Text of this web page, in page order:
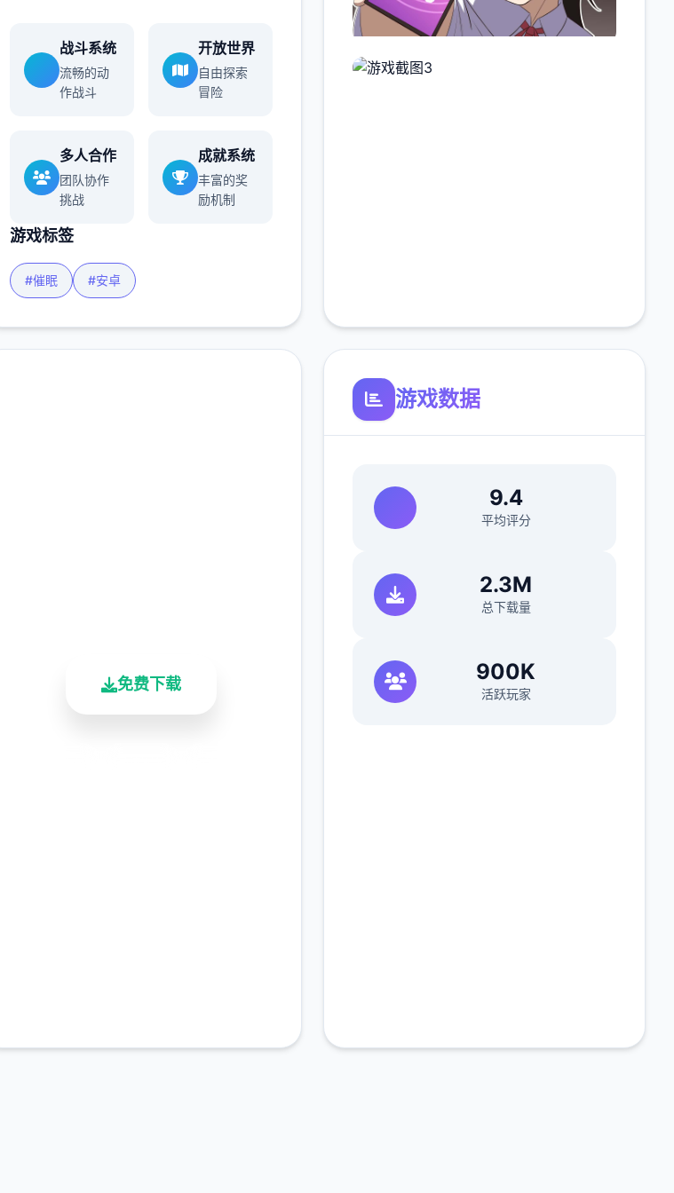
战斗系统
流畅的动
作战斗
开放世界
自由探索
冒险
多人合作
团队协作
挑战
成就系统
丰富的奖
励机制
游戏标签
#催眠 #安卓
免费下载
游戏数据
9.4
平均评分
2.3M
总下载量
900K
活跃玩家